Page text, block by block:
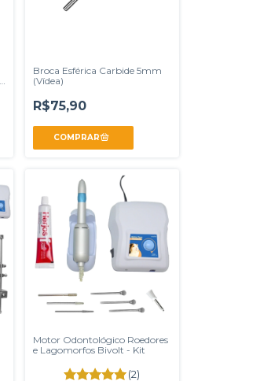
Broca Esférica Carbide 5mm
(Vídea)
R$75,90
Motor Odontológico Roedores
e Lagomorfos Bivolt - Kit
(2)